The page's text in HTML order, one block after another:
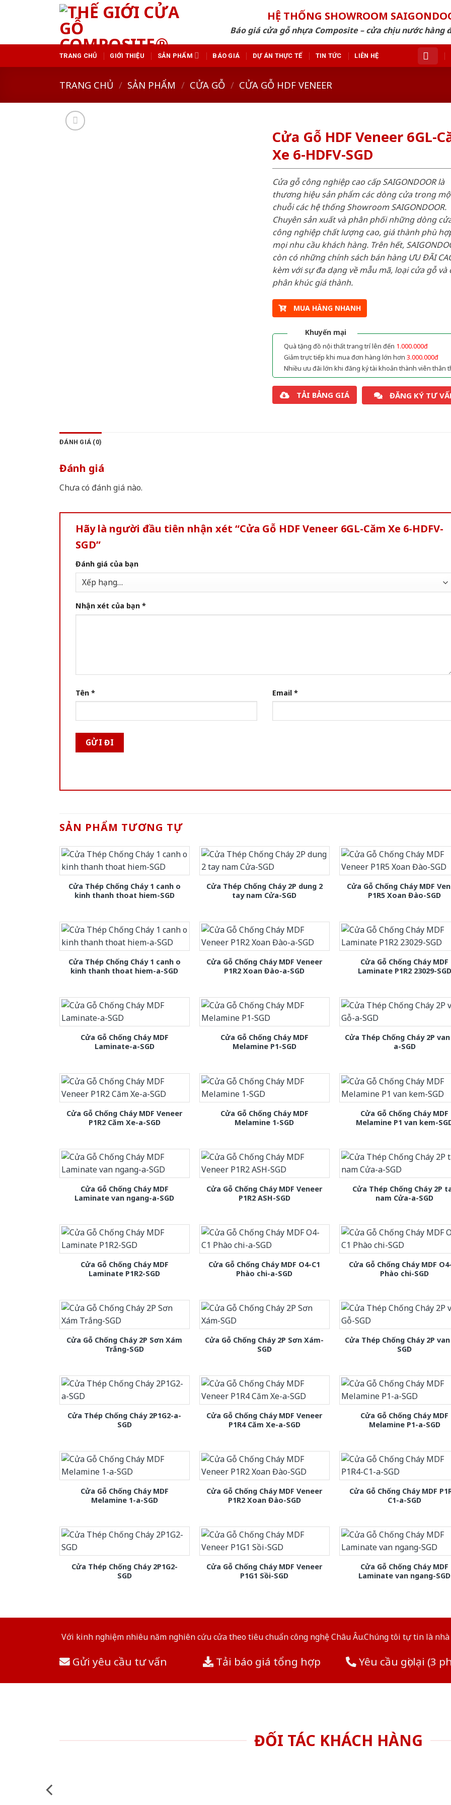
HỆ THỐNG SHOWROOM
Báo giá cửa gỗ nhựa Composite – cửa chịu nước hàng
TRANG CHỦ GIỚI THIỆU SẢN PHẨM BÁO GIÁ DỰ ÁN THỰC TẾ TIN TỨC LIÊN HỆ
TRANG CHỦ / SẢN PHẨM / CỬA GỖ / CỬA GỖ HDF VENEER
Cửa Gỗ HDF Veneer 6GL-
Xe 6-HDFV-SGD
Cửa gỗ công nghiệp cao cấp SAIGONDOOR là
thương hiệu sản phẩm các dòng cửa trong
chuỗi các hệ thống Showroom SAIGONDOOR.
Chuyên sản xuất và phân phối những dòng
công nghiệp chất lượng cao, giá thành phù
mọi nhu cầu khách hàng. Trên hết,
còn có những chính sách bán hàng ƯU ĐÃI
kèm với sự đa dạng về mẫu mã, loại cửa gỗ và
phân khúc giá thành.
MUA HÀNG NHANH
Khuyến mại
Quà tặng đồ nội thất trang trí lên đến 1.000.000đ
Giảm trực tiếp khi mua đơn hàng lớn hơn 3.000.000đ
Nhiều ưu đãi lớn khi đăng ký tài khoản thành viên thân
TẢI BẢNG GIÁ ĐĂNG KÝ TƯ
ĐÁNH GIÁ (0)
Đánh giá
Chưa có đánh giá nào.
Hãy là người đầu tiên nhận xét “Cửa Gỗ HDF Veneer 6GL-Căm Xe 6-HDFV-
SGD”
Đánh giá của bạn
Nhận xét của bạn *
Tên * Email *
SẢN PHẨM TƯƠNG TỰ
Cửa Thép Chống Cháy 1 canh o
kinh thanh thoat hiem-SGD
Cửa Thép Chống Cháy 2P dung 2
tay nam Cửa-SGD
Cửa Gỗ Chống Cháy MDF
P1R5 Xoan Đào-SGD
Cửa Thép Chống Cháy 1 canh o
kinh thanh thoat hiem-a-SGD
Cửa Gỗ Chống Cháy MDF Veneer
P1R2 Xoan Đào-a-SGD
Cửa Gỗ Chống Cháy MDF
Laminate P1R2 23029-SGD
Cửa Gỗ Chống Cháy MDF
Laminate-a-SGD
Cửa Gỗ Chống Cháy MDF
Melamine P1-SGD
Cửa Thép Chống Cháy 2P
a-SGD
Cửa Gỗ Chống Cháy MDF Veneer
P1R2 Căm Xe-a-SGD
Cửa Gỗ Chống Cháy MDF
Melamine 1-SGD
Cửa Gỗ Chống Cháy MDF
Melamine P1 van kem-
Cửa Gỗ Chống Cháy MDF
Laminate van ngang-a-SGD
Cửa Gỗ Chống Cháy MDF Veneer
P1R2 ASH-SGD
Cửa Thép Chống Cháy 2P
nam Cửa-a-SGD
Cửa Gỗ Chống Cháy MDF
Laminate P1R2-SGD
Cửa Gỗ Chống Cháy MDF O4-C1
Phào chi-a-SGD
Cửa Gỗ Chống Cháy MDF
Phào chi-SGD
Cửa Gỗ Chống Cháy 2P Sơn Xám
Trắng-SGD
Cửa Gỗ Chống Cháy 2P Sơn Xám-
SGD
Cửa Thép Chống Cháy 2P
SGD
Cửa Thép Chống Cháy 2P1G2-a-
SGD
Cửa Gỗ Chống Cháy MDF Veneer
P1R4 Căm Xe-a-SGD
Cửa Gỗ Chống Cháy MDF
Melamine P1-a-SGD
Cửa Gỗ Chống Cháy MDF
Melamine 1-a-SGD
Cửa Gỗ Chống Cháy MDF Veneer
P1R2 Xoan Đào-SGD
Cửa Gỗ Chống Cháy MDF
C1-a-SGD
Cửa Thép Chống Cháy 2P1G2-
SGD
Cửa Gỗ Chống Cháy MDF Veneer
P1G1 Sồi-SGD
Cửa Gỗ Chống Cháy MDF
Laminate van ngang-SGD
Với kinh nghiệm nhiêu năm nghiên cứu cửa theo tiêu chuẩn công nghệ Châu Âu.Chúng tôi tự tin là
Gửi yêu cầu tư vấn Tải báo giá tổng hợp Yêu cầu gọi lại (3
ĐỐI TÁC KHÁCH HÀNG